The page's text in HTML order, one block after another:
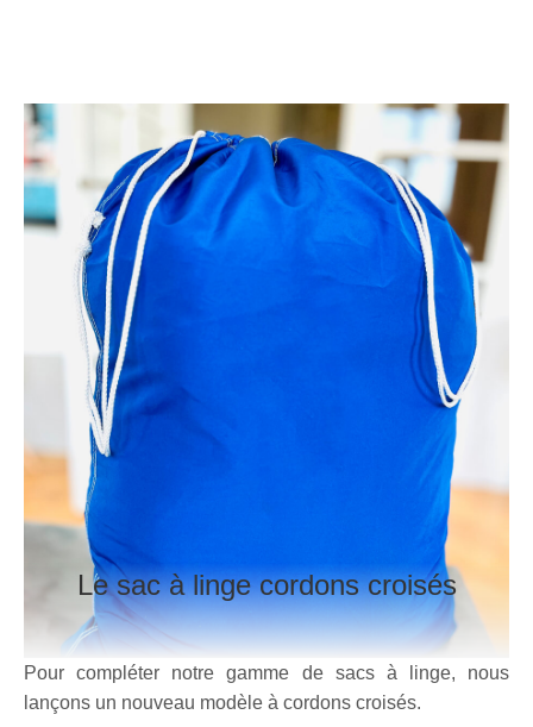
Le sac à linge cordons croisés
Pour compléter notre gamme de sacs à linge, nous
lançons un nouveau modèle à cordons croisés.